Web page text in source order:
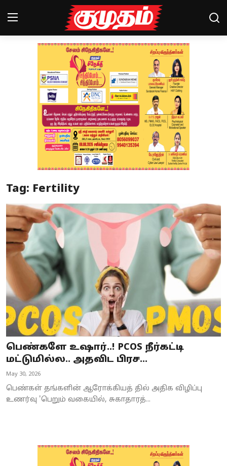
Magazines
Special Story
Business
Crime
Tamilnadu
National
World
Astrology
Spirituality
Weather
Tag: Fertility
பெண்களே உஷார்..! PCOS நீர்கட்டி
மட்டுமில்ல.. அதவிட பிரச...
May 30, 2026
பெண்கள் தங்களின் ஆரோக்கியத் தில் அதிக விழிப்பு
உணர்வு 'பெறும் வகையில், சுகாதாரத்...